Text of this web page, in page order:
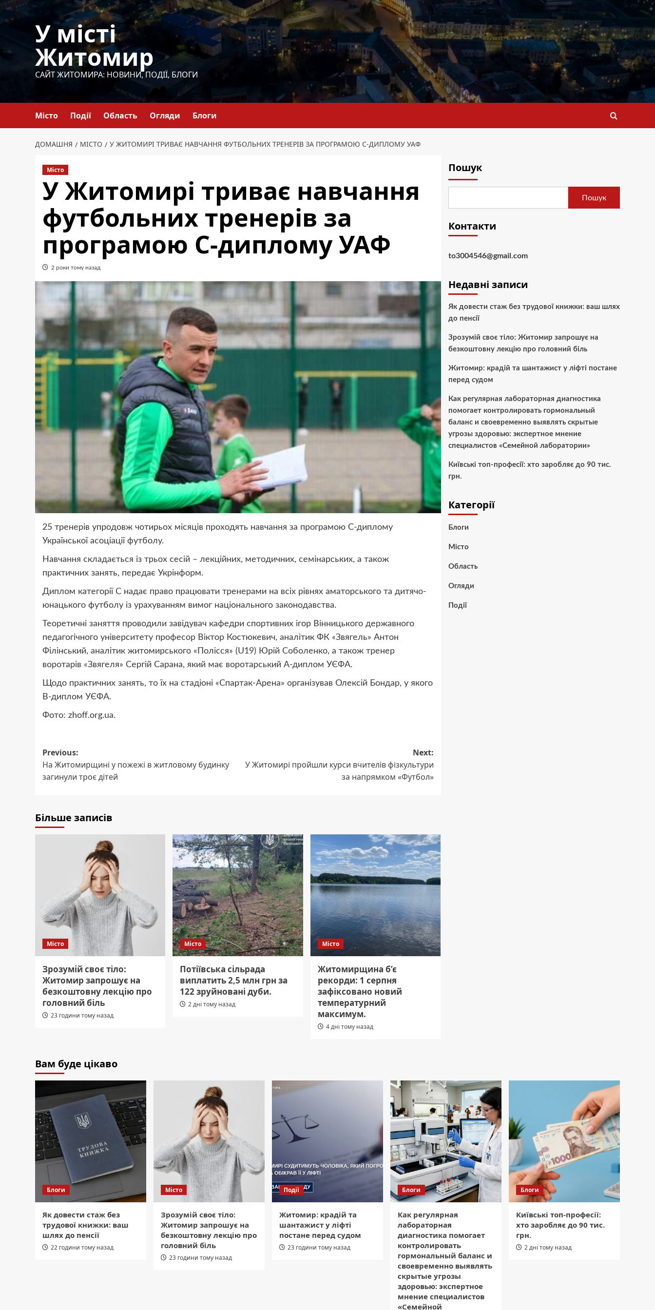
Перейти
У місті
Житомир
САЙТ ЖИТОМИРА: НОВИНИ, ПОДІЇ, БЛОГИ
Місто Події Область Огляди Блоги
ДОМАШНЯ МІСТО У ЖИТОМИРІ ТРИВАЄ НАВЧАННЯ ФУТБОЛЬНИХ ТРЕНЕРІВ ЗА ПРОГРАМОЮ С-ДИПЛОМУ УАФ
Місто
У Житомирі триває навчання
футбольних тренерів за
програмою С-диплому УАФ
2 роки тому назад
25 тренерів упродовж чотирьох місяців проходять навчання за програмою С-диплому
Української асоціації футболу.
Навчання складається із трьох сесій – лекційних, методичних, семінарських, а також
практичних занять, передає Укрінформ.
Диплом категорії С надає право працювати тренерами на всіх рівнях аматорського та дитячо-
юнацького футболу із урахуванням вимог національного законодавства.
Теоретичні заняття проводили завідувач кафедри спортивних ігор Вінницького державного
педагогічного університету професор Віктор Костюкевич, аналітик ФК «Звягель» Антон
Філінський, аналітик житомирського «Полісся» (U19) Юрій Соболенко, а також тренер
воротарів «Звягеля» Сергій Сарана, який має воротарський А-диплом УЄФА.
Щодо практичних занять, то їх на стадіоні «Спартак-Арена» організував Олексій Бондар, у якого
В-диплом УЄФА.
Фото: zhoff.org.ua.
Post
navigation
Previous:
На Житомирщині у пожежі в житловому будинку
загинули троє дітей
Next:
У Житомирі пройшли курси вчителів фізкультури
за напрямком «Футбол»
Більше записів
Місто
Зрозумій своє тіло:
Житомир запрошує на
безкоштовну лекцію про
головний біль
23 години тому назад
Місто
Потіївська сільрада
виплатить 2,5 млн грн за
122 зруйновані дуби.
2 дні тому назад
Місто
Житомирщина б’є
рекорди: 1 серпня
зафіксовано новий
температурний
максимум.
4 дні тому назад
Пошук
Пошук
Контакти
to3004546@gmail.com
Недавні записи
Як довести стаж без трудової книжки: ваш шлях
до пенсії
Зрозумій своє тіло: Житомир запрошує на
безкоштовну лекцію про головний біль
Житомир: крадій та шантажист у ліфті постане
перед судом
Как регулярная лабораторная диагностика
помогает контролировать гормональный
баланс и своевременно выявлять скрытые
угрозы здоровью: экспертное мнение
специалистов «Семейной лаборатории»
Київські топ-професії: хто заробляє до 90 тис.
грн.
Категорії
Блоги
Місто
Область
Огляди
Події
Вам буде цікаво
Блоги
Як довести стаж без
трудової книжки: ваш
шлях до пенсії
22 години тому назад
Місто
Зрозумій своє тіло:
Житомир запрошує на
безкоштовну лекцію про
головний біль
23 години тому назад
Події
Житомир: крадій та
шантажист у ліфті
постане перед судом
23 години тому назад
Блоги
Как регулярная
лабораторная
диагностика помогает
контролировать
гормональный баланс и
своевременно выявлять
скрытые угрозы
здоровью: экспертное
мнение специалистов
«Семейной
Блоги
Київські топ-професії:
хто заробляє до 90 тис.
грн.
2 дні тому назад